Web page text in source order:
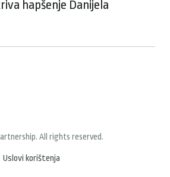
hapšenje Danijela
All rights reserved.
Uslovi korištenja